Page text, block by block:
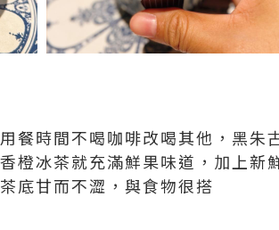
餐時間不喝咖啡改喝其他，黑朱
橙冰茶就充滿鮮果味道，加上新
底甘而不澀，與食物很搭